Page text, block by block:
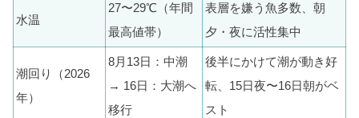
水温
27〜29℃（年間
最高値帯）
表層を嫌う魚多数、朝
夕・夜に活性集中
潮回り（2026
年）
8月13日：中潮
→ 16日：大潮へ
移行
後半にかけて潮が動き好
転、15日夜〜16日朝がベ
スト